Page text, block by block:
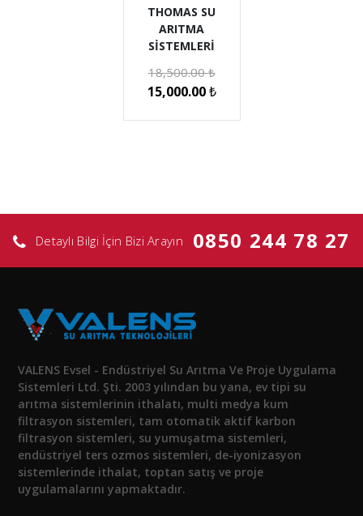
THOMAS SU
ARITMA
SİSTEMLERİ
18,500.00₺
15,000.00₺
Detaylı Bilgi İçin Bizi Arayın 0850 244 78 27
VALENS Evsel - Endüstriyel Su Arıtma Ve Proje Uygulama
Sistemleri Ltd. Şti. 2003 yılından bu yana, ev tipi su
arıtma sistemlerinin ithalatı, multi medya kum
filtrasyon sistemleri, tam otomatik aktif karbon
filtrasyon sistemleri, su yumuşatma sistemleri,
endüstriyel ters ozmos sistemleri, de-iyonizasyon
sistemlerinde ithalat, toptan satış ve proje
uygulamalarını yapmaktadır.